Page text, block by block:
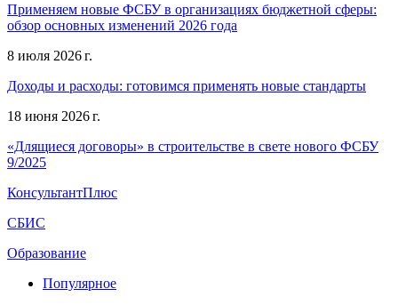
Применяем новые ФСБУ в организациях бюджетной сферы:
обзор основных изменений 2026 года
8 июля 2026 г.
Доходы и расходы: готовимся применять новые стандарты
18 июня 2026 г.
«Длящиеся договоры» в строительстве в свете нового ФСБУ
9/2025
КонсультантПлюс
СБИС
Образование
Популярное